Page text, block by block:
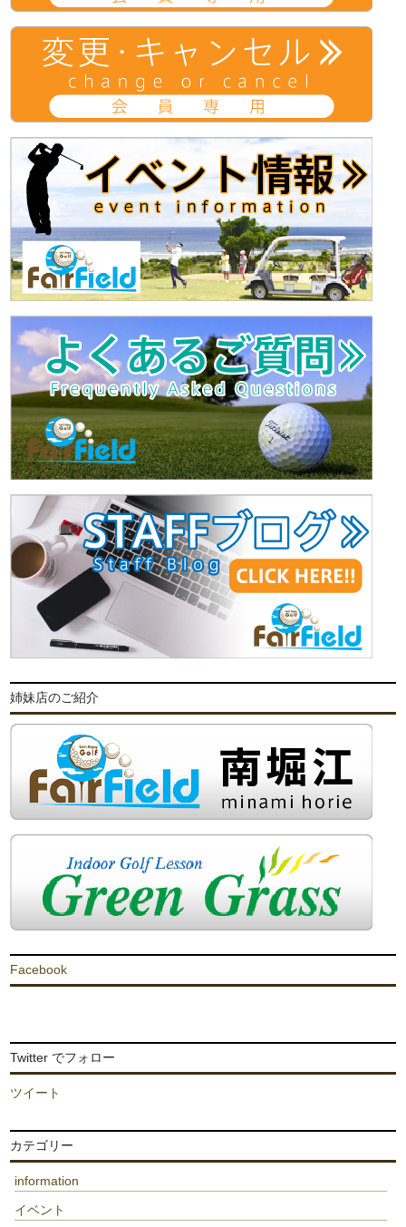
姉妹店のご紹介
Facebook
Twitter でフォロー
ツイート
カテゴリー
information
イベント